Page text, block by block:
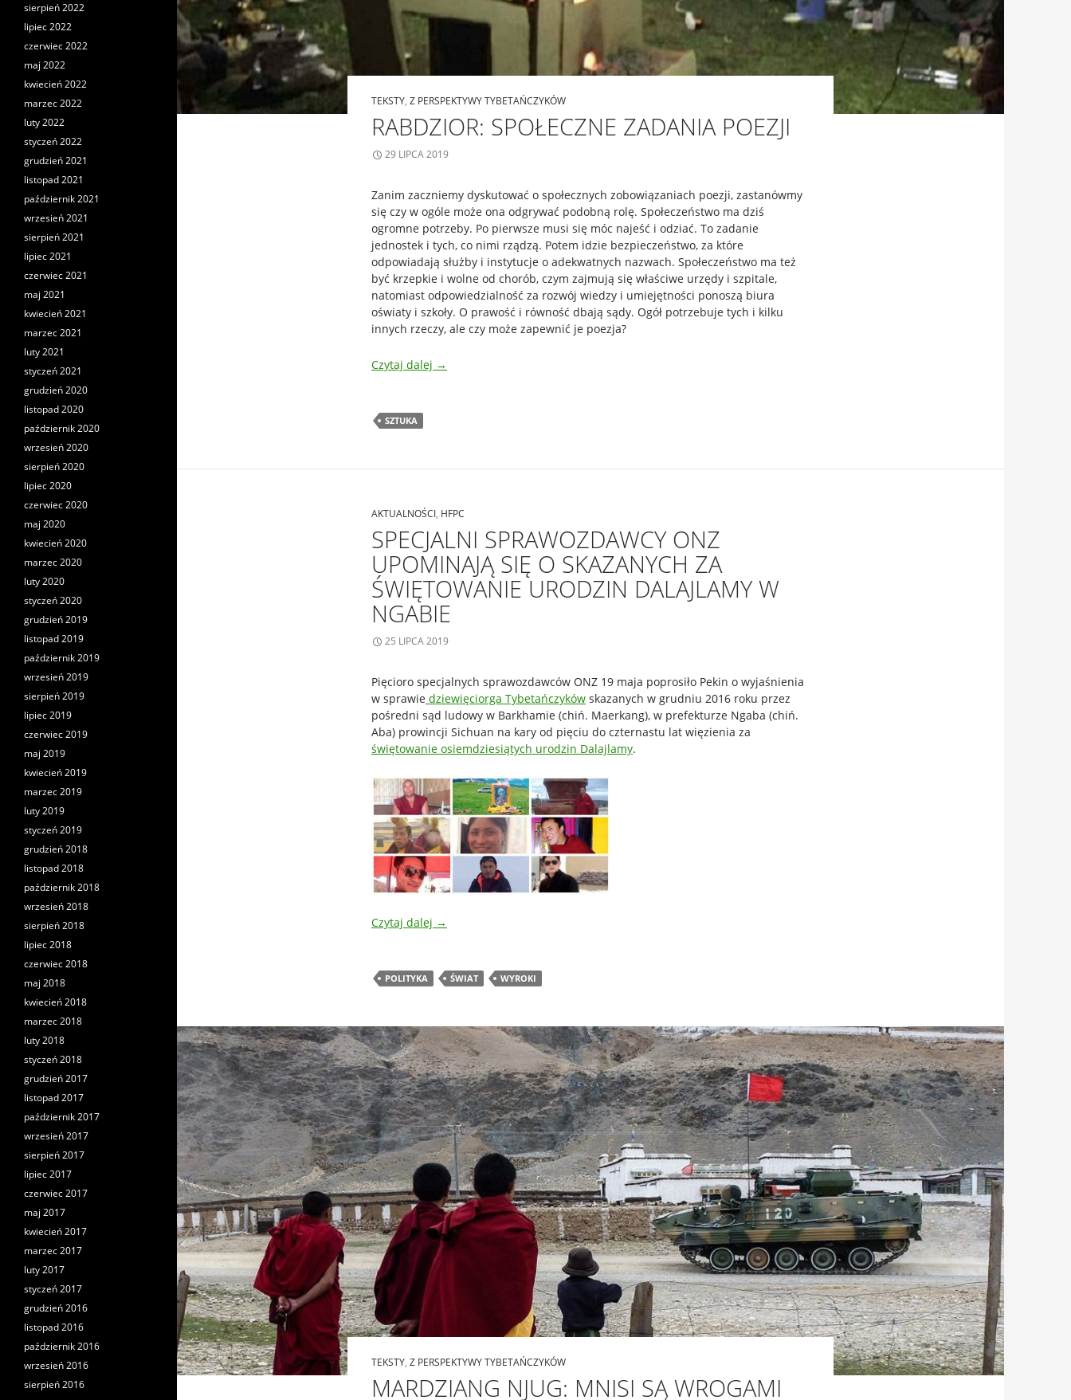
TEKSTY, Z PERSPEKTYWY TYBETAŃCZYKÓW
RABDZIOR: SPOŁECZNE ZADANIA POEZJI
29 LIPCA 2019
Zanim zaczniemy dyskutować o społecznych zobowiązaniach poezji, zastanówmy
się czy w ogóle może ona odgrywać podobną rolę. Społeczeństwo ma dziś
ogromne potrzeby. Po pierwsze musi się móc najeść i odziać. To zadanie
jednostek i tych, co nimi rządzą. Potem idzie bezpieczeństwo, za które
odpowiadają służby i instytucje o adekwatnych nazwach. Społeczeństwo ma też
być krzepkie i wolne od chorób, czym zajmują się właściwe urzędy i szpitale,
natomiast odpowiedzialność za rozwój wiedzy i umiejętności ponoszą biura
oświaty i szkoły. O prawość i równość dbają sądy. Ogół potrzebuje tych i kilku
innych rzeczy, ale czy może zapewnić je poezja?
Czytaj dalej →
SZTUKA
AKTUALNOŚCI, HFPC
SPECJALNI SPRAWOZDAWCY ONZ
UPOMINAJĄ SIĘ O SKAZANYCH ZA
ŚWIĘTOWANIE URODZIN DALAJLAMY W
NGABIE
25 LIPCA 2019
Pięcioro specjalnych sprawozdawców ONZ 19 maja poprosiło Pekin o wyjaśnienia
w sprawie dziewięciorga Tybetańczyków skazanych w grudniu 2016 roku przez
pośredni sąd ludowy w Barkhamie (chiń. Maerkang), w prefekturze Ngaba (chiń.
Aba) prowincji Sichuan na kary od pięciu do czternastu lat więzienia za
świętowanie osiemdziesiątych urodzin Dalajlamy.
Czytaj dalej →
POLITYKA ŚWIAT WYROKI
TEKSTY, Z PERSPEKTYWY TYBETAŃCZYKÓW
MARDZIANG NJUG: MNISI SĄ WROGAMI
sierpień 2022
lipiec 2022
czerwiec 2022
maj 2022
kwiecień 2022
marzec 2022
luty 2022
styczeń 2022
grudzień 2021
listopad 2021
październik 2021
wrzesień 2021
sierpień 2021
lipiec 2021
czerwiec 2021
maj 2021
kwiecień 2021
marzec 2021
luty 2021
styczeń 2021
grudzień 2020
listopad 2020
październik 2020
wrzesień 2020
sierpień 2020
lipiec 2020
czerwiec 2020
maj 2020
kwiecień 2020
marzec 2020
luty 2020
styczeń 2020
grudzień 2019
listopad 2019
październik 2019
wrzesień 2019
sierpień 2019
lipiec 2019
czerwiec 2019
maj 2019
kwiecień 2019
marzec 2019
luty 2019
styczeń 2019
grudzień 2018
listopad 2018
październik 2018
wrzesień 2018
sierpień 2018
lipiec 2018
czerwiec 2018
maj 2018
kwiecień 2018
marzec 2018
luty 2018
styczeń 2018
grudzień 2017
listopad 2017
październik 2017
wrzesień 2017
sierpień 2017
lipiec 2017
czerwiec 2017
maj 2017
kwiecień 2017
marzec 2017
luty 2017
styczeń 2017
grudzień 2016
listopad 2016
październik 2016
wrzesień 2016
sierpień 2016